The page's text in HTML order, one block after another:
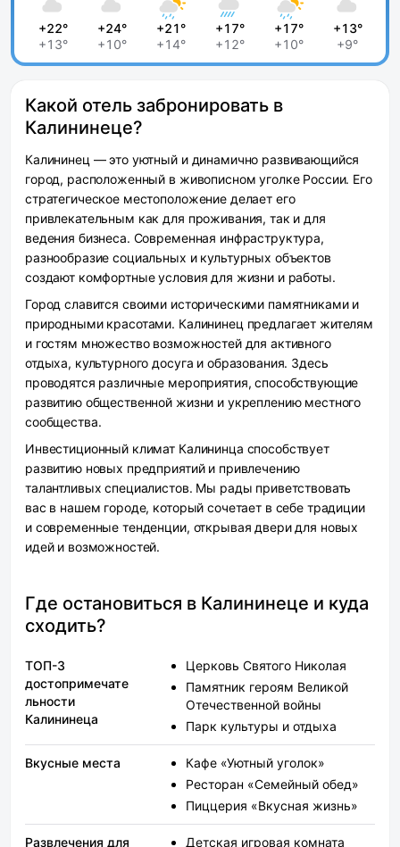
+22°
+13°
+24°
+10°
+21°
+14°
+17°
+12°
+17°
+10°
+13°
+9°
Какой отель забронировать в
Калининеце?
Калининец — это уютный и динамично развивающийся
город, расположенный в живописном уголке России. Его
стратегическое местоположение делает его
привлекательным как для проживания, так и для
ведения бизнеса. Современная инфраструктура,
разнообразие социальных и культурных объектов
создают комфортные условия для жизни и работы.
Город славится своими историческими памятниками и
природными красотами. Калининец предлагает жителям
и гостям множество возможностей для активного
отдыха, культурного досуга и образования. Здесь
проводятся различные мероприятия, способствующие
развитию общественной жизни и укреплению местного
сообщества.
Инвестиционный климат Калининца способствует
развитию новых предприятий и привлечению
талантливых специалистов. Мы рады приветствовать
вас в нашем городе, который сочетает в себе традиции
и современные тенденции, открывая двери для новых
идей и возможностей.
Где остановиться в Калининеце и куда
сходить?
ТОП-3
достопримечате
льности
Калининеца
Церковь Святого Николая
Памятник героям Великой
Отечественной войны
Парк культуры и отдыха
Вкусные места
Кафе «Уютный уголок»
Ресторан «Семейный обед»
Пиццерия «Вкусная жизнь»
Развлечения для Детская игровая комната